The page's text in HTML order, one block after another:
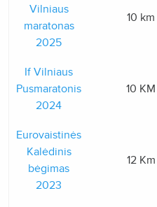
Vilniaus
maratonas
2025
10 km
If Vilniaus
Pusmaratonis
2024
10 KM
Eurovaistinės
Kalėdinis
bėgimas
2023
12 Km